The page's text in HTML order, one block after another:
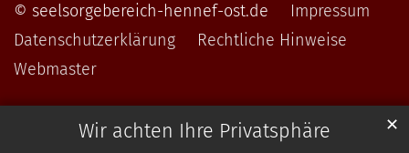
Wir achten Ihre Privatsphäre ✕
© seelsorgebereich-hennef-ost.de
Impressum
Datenschutzerklärung
Rechtliche Hinweise
Webmaster